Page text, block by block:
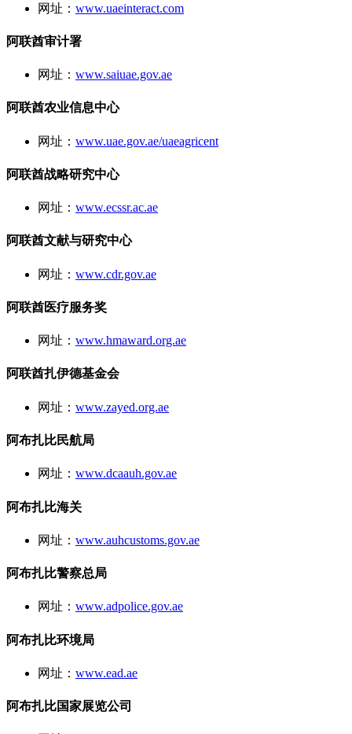
网址： www.uaeinteract.com
阿联酋审计署
网址： www.saiuae.gov.ae
阿联酋农业信息中心
网址： www.uae.gov.ae/uaeagricent
阿联酋战略研究中心
网址： www.ecssr.ac.ae
阿联酋文献与研究中心
网址： www.cdr.gov.ae
阿联酋医疗服务奖
网址： www.hmaward.org.ae
阿联酋扎伊德基金会
网址： www.zayed.org.ae
阿布扎比民航局
网址： www.dcaauh.gov.ae
阿布扎比海关
网址： www.auhcustoms.gov.ae
阿布扎比警察总局
网址： www.adpolice.gov.ae
阿布扎比环境局
网址： www.ead.ae
阿布扎比国家展览公司